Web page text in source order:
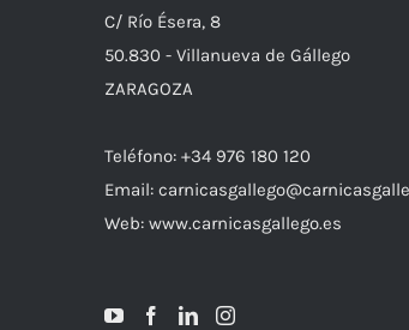
C/ Río Ésera, 8
50.830 - Villanueva de Gállego
ZARAGOZA
Teléfono: +34 976 180 120
Email:
Web: www.carnicasgallego.es